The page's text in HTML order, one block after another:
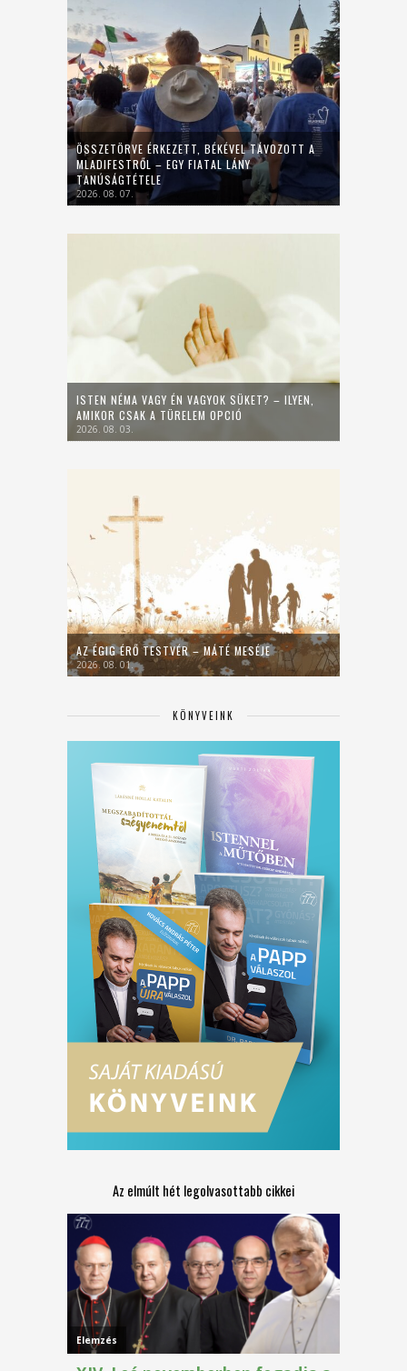
ÖSSZETÖRVE ÉRKEZETT, BÉKÉVEL TÁVOZOTT A
MLADIFESTRŐL – EGY FIATAL LÁNY
TANÚSÁGTÉTELE
2026. 08. 07.
ISTEN NÉMA VAGY ÉN VAGYOK SÜKET? – ILYEN,
AMIKOR CSAK A TÜRELEM OPCIÓ
2026. 08. 03.
AZ ÉGIG ÉRŐ TESTVÉR – MÁTÉ MESÉJE
2026. 08. 01.
KÖNYVEINK
Az elmúlt hét legolvasottabb cikkei